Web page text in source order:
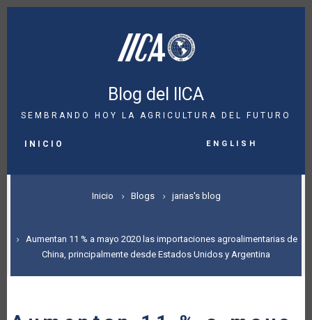
Pasar
Blog del IICA
SEMBRANDO HOY LA AGRICULTURA DEL FUTURO
NAVIGATION
INICIO English
SOBRESCRIBIR
DE
AYUDA
Inicio Blogs jarias's blog
Aumentan 11 % a mayo 2020 las importaciones agroalimentarias de
China, principalmente desde Estados Unidos y Argentina